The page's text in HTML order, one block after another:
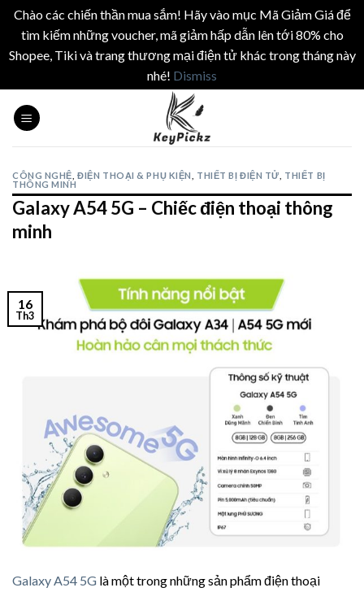
Chào các chiến thần mua sắm! Hãy vào mục Mã Giảm Giá để
tìm kiếm những voucher, mã giảm hấp dẫn lên tới 80% cho
Shopee, Tiki và trang thương mại điện tử khác trong tháng này
nhé! Dismiss
CÔNG NGHỆ ,ĐIỆN THOẠI & PHỤ KIỆN THIẾT BỊ ĐIỆN TỬ
THIẾT BỊ
THÔNG MINH
Galaxy A54 5G – Chiếc điện thoại thông
minh
16
Th3
Galaxy A54 5G là một trong những sản phẩm điện thoại